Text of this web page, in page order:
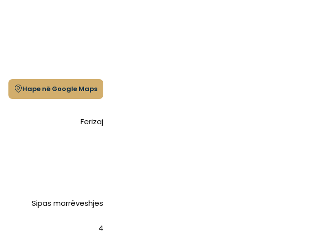
Hape në Google Maps
Ferizaj
Sipas marrëveshjes
4